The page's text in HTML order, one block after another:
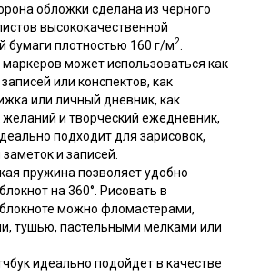
обложки сделана из черного
высококачественной
бумаги плотностью 160 г/м2
маркеров может использоваться как
или конспектов, как
или личный дневник, как
и творческий ежедневник,
подходит для зарисовок,
и записей.
пружина позволяет удобно
на 360°. Рисовать в
можно фломастерами,
тушью, пастельными мелками или
идеально подойдет в качестве